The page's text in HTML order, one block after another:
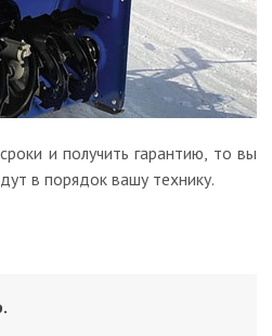
и получить гарантию, то вы
в порядок вашу технику.